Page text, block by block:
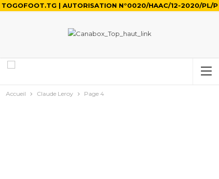
TOGOFOOT.TG | AUTORISATION N°0020/HAAC/12-2020/PL/P
Accueil Claude Leroy Page 4